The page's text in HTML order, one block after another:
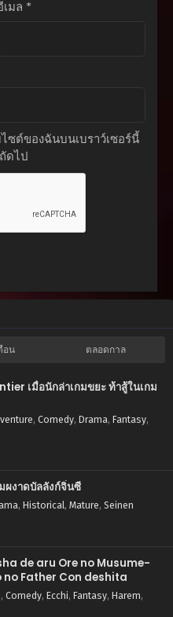
เมล *
ซต์ของฉันบนเบราว์เซอร์นี้
ดไป
อน ตลอดกาล
าสู้ในเกม
, Comedy, Drama, Fantasy,
งครามผงาดบัลลังก์จิ๋นซี
, Historical, Mature, Seinen
de aru Ore no Musume-
Father Con deshita
, Comedy, Ecchi, Fantasy, Harem,